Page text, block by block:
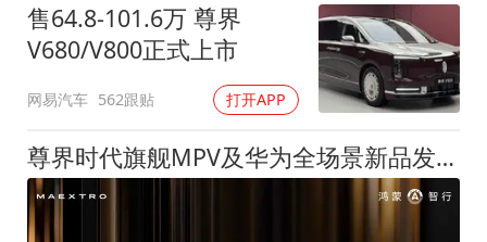
售64.8-101.6万 尊界
V680/V800正式上市
网易汽车 562跟贴 打开APP
尊界时代旗舰MPV及华为全场景新品发布会